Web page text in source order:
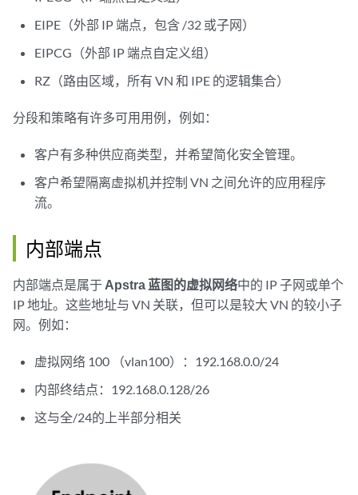
EIPE（外部 IP 端点，包含 /32 或子网）
EIPCG（外部 IP 端点自定义组）
RZ（路由区域，所有 VN 和 IPE 的逻辑集合）
分段和策略有许多可用用例，例如：
客户有多种供应商类型，并希望简化安全管理。
客户希望隔离虚拟机并控制 VN 之间允许的应用程序
流。
内部端点
内部端点是属于 Apstra 蓝图的虚拟网络中的 IP 子网或单个
IP 地址。这些地址与 VN 关联，但可以是较大 VN 的较小子
网。例如：
虚拟网络 100 （vlan100）：192.168.0.0/24
内部终结点：192.168.0.128/26
这与全/24的上半部分相关